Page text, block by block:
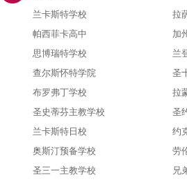
兰卡斯特学校
拉
帕西菲卡高中
加
思博瑞特学校
兰
查尔斯怀特学院
圣
布罗弗丁学校
拉
圣史蒂芬主教学校
圣
兰卡斯特日校
约
奥斯汀预备学校
劳
圣三一主教学校
兄